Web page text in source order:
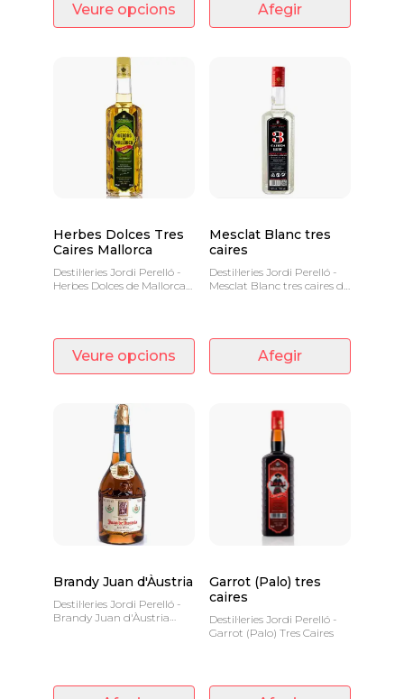
Veure opcions Afegir
Herbes Dolces Tres
Caires Mallorca
Destil·leries Jordi Perelló -
Herbes Dolces de Mallorca
Veure opcions
Mesclat Blanc tres
caires
Destil·leries Jordi Perelló -
Mesclat Blanc tres caires de
Afegir
Brandy Juan d'Àustria
Destil·leries Jordi Perelló -
Brandy Juan d'Àustria
Garrot (Palo) tres
caires
Destil·leries Jordi Perelló -
Garrot (Palo) Tres Caires